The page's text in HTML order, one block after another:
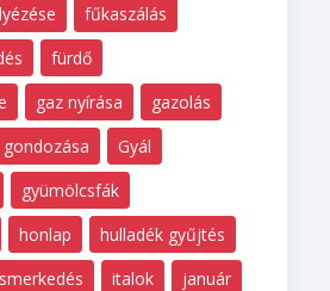
fűkaszálás
fürdő
gaz nyírása
gazolás
gondozása
Gyál
gyümölcsfák
honlap
hulladék gyűjtés
italok
január